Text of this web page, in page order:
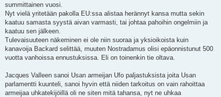
summittainen vuosi.
Nyt vielä yritetään pakolla EU:ssa alistaa herännyt kansa mutta sekin
kaatuu samasta syystä aivan varmasti, tai johtaa pahoihin ongelmiin ja
kaatuu sen jälkeen.
Tulevaisuuteen näkeminen ei ole niin suoraa ja yksioikoista kuin
kanavoija Backard selittää, muuten Nostradamus olisi epäonnistunut 500
vuotta vanhoissa ennustuksissa. Eli on toinenkin tie oltava.
Jacques Valleen sanoi Usan armeijan Ufo paljastuksista joita Usan
parlamentti kuunteli, sanoi hyvin että niiden tarkoitus on vain rahoittaa
armeijaa uhkatekijöillä oli ne siten mitä tahansa, nyt ne uhkaa